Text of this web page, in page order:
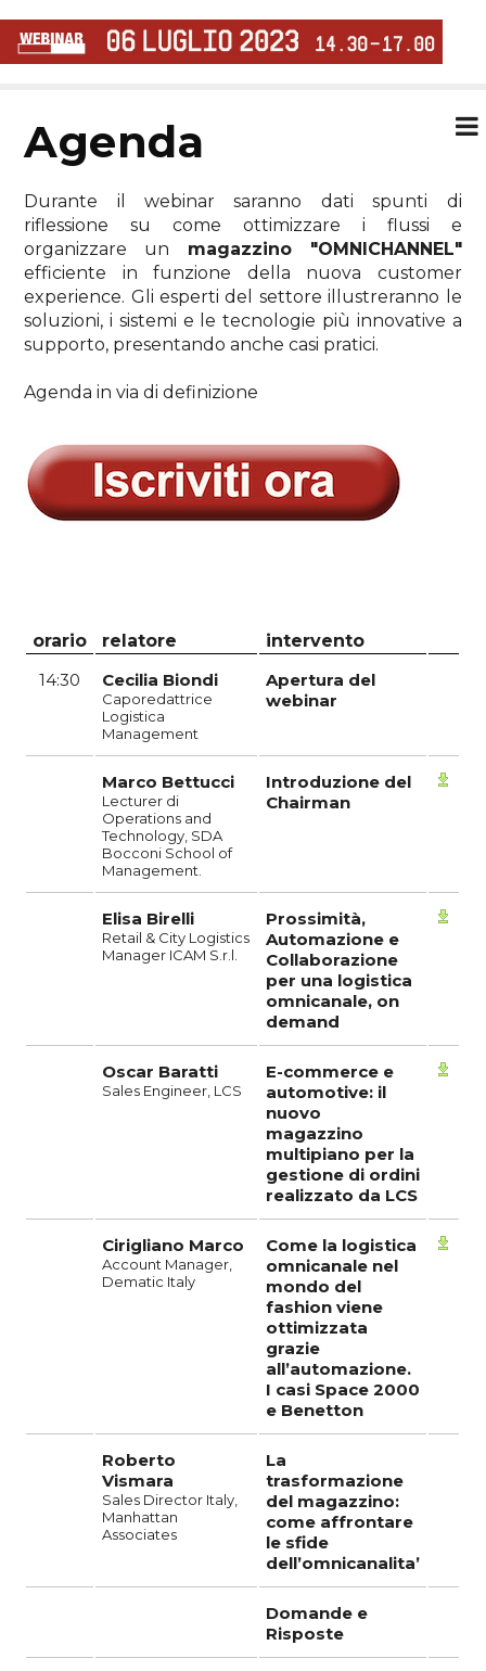
agenda
Durante il webinar saranno dati spunti di
riflessione su come ottimizzare i flussi e
organizzare un magazzino "OMNICHANNEL"
efficiente in funzione della nuova customer
experience. Gli esperti del settore illustreranno le
soluzioni, i sistemi e le tecnologie più innovative a
supporto, presentando anche casi pratici.
Agenda in via di definizione
orario relatore
intervento
14:30
Cecilia Biondi
Caporedattrice
Logistica
Management
Apertura del
webinar
Marco Bettucci
Lecturer di
Operations and
Technology, SDA
Bocconi School of
Management.
Introduzione del
Chairman
Elisa Birelli
Retail & City Logistics
Manager ICAM S.r.l.
Prossimità,
Automazione e
Collaborazione
per una logistica
omnicanale, on
demand
Oscar Baratti
Sales Engineer, LCS
E-commerce e
automotive: il
nuovo
magazzino
multipiano per la
gestione di ordini
realizzato da LCS
Cirigliano Marco
Account Manager,
Dematic Italy
Come la logistica
omnicanale nel
mondo del
fashion viene
ottimizzata
grazie
all’automazione.
I casi Space 2000
e Benetton
Roberto
Vismara
Sales Director Italy,
Manhattan
Associates
La
trasformazione
del magazzino:
come affrontare
le sfide
dell’omnicanalita’
Domande e
Risposte